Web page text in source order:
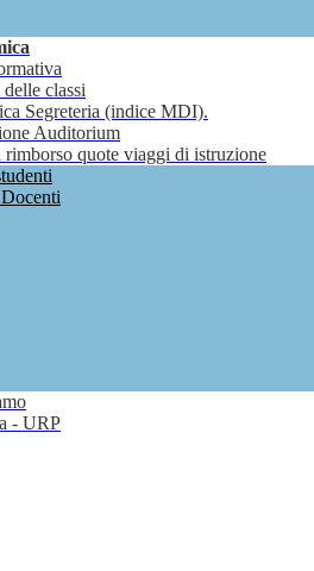
classi
Segreteria (indice MDI).
Auditorium
rimborso quote viaggi di istruzione
- URP